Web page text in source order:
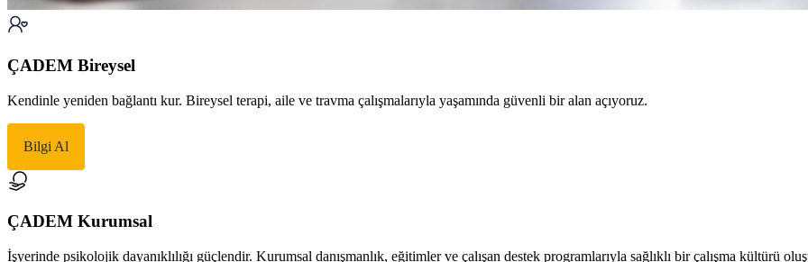
ÇADEM Bireysel
Kendinle yeniden bağlantı kur. Bireysel terapi, aile ve travma çalışmalarıyla yaşamında güvenli bir alan açıyoruz.
Bilgi Al
ÇADEM Kurumsal
İşyerinde psikolojik dayanıklılığı güçlendir. Kurumsal danışmanlık, eğitimler ve çalışan destek programlarıyla sağlıklı bir çalışma kültürü